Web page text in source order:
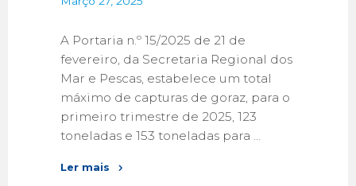
A Portaria n.º 15/2025 de 21 de
fevereiro, da Secretaria Regional dos
Mar e Pescas, estabelece um total
máximo de capturas de goraz, para o
primeiro trimestre de 2025, 123
toneladas e 153 toneladas para …
Ler mais